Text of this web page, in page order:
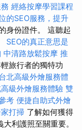
經絡按摩學習課程
的SEO服務，提升
身份證件。 這聽起
SEO的真正意思是
中清路放鬆按摩 推
旅行者的獨特功
北高級外燴服務體
級外燴服務體驗 雙
考 便捷自助式外燴
打掃 了解如何獲得
利護照至關重要。